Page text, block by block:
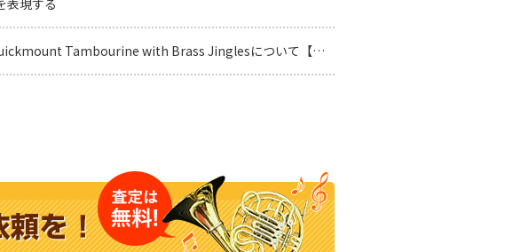
表現する
Tambourine with Brass Jinglesについて【タンバリン】